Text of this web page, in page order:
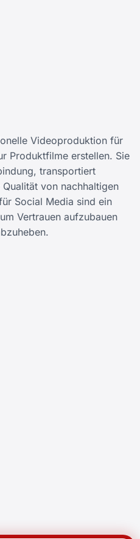
Videoproduktion für
Produktfilme erstellen. Sie
transportiert
von nachhaltigen
Social Media sind ein
Vertrauen aufzubauen